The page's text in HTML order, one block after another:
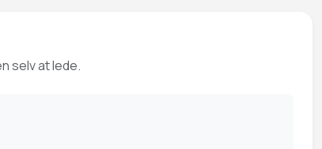
selv at lede.